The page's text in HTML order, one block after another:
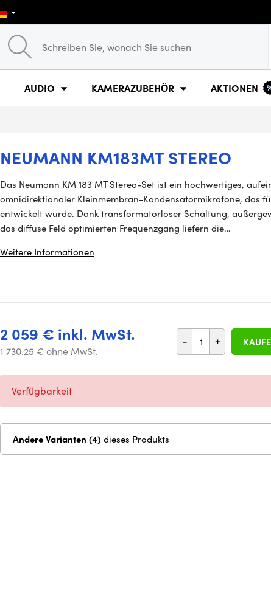
AUDIO KAMERAZUBEHÖR AKTIONEN
NEUMANN KM183MT STEREO
Das Neumann KM 183 MT Stereo-Set ist ein hochwertiges,
omnidirektionaler Kleinmembran-Kondensatormikrofone, das
entwickelt wurde. Dank transformatorloser Schaltung,
das diffuse Feld optimierten Frequenzgang liefern die…
Weitere Informationen
2 059 € inkl. MwSt.
1 730.25 € ohne MwSt.
- +
Verfügbarkeit
Andere Varianten (4) dieses Produkts